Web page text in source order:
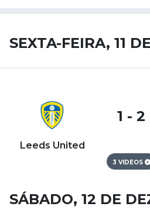
SEXTA-FEIRA, 11
Leeds United
1 - 2
3 VIDEOS
SÁBADO, 12 DE